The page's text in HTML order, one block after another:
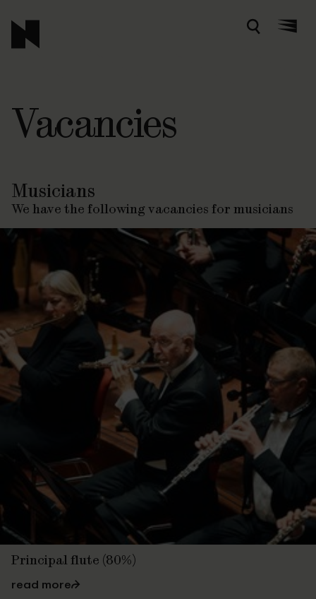
ZoekenMenu
Vacancies
Musicians
We have the following vacancies for musicians
Principal flute (80%)
read more⮫